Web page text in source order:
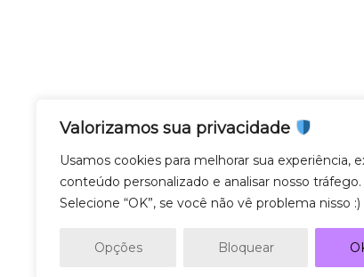
Valorizamos sua privacidade
Usamos cookies para melhorar sua experiência,
conteúdo personalizado e analisar nosso tráfego.
Selecione “OK”, se você não vê problema nisso :)
Opções Bloquear
Nota Gateway - Feito com em Belo
Nota Gateway — 2011 - 2025 © Todos os
NOTA GATEWAY DESENVOLVIMENTO
CNPJ 57.743.975/0001-27
AV. GETULIO VARGAS 671 - SL500,